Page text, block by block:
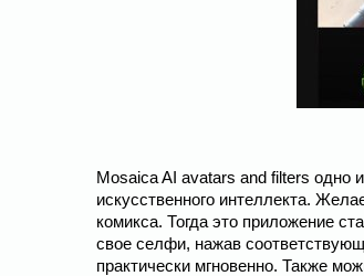
Mosaica AI avatars and filters одно
искусственного интеллекта.
комикса. Тогда это приложение
свое селфи, нажав
практически мгновенно. Также